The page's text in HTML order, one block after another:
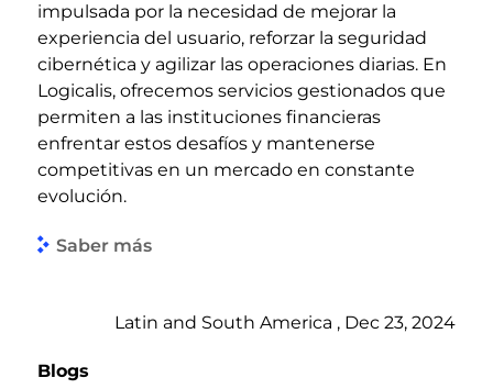
impulsada por la necesidad de mejorar la
experiencia del usuario, reforzar la seguridad
cibernética y agilizar las operaciones diarias. En
Logicalis, ofrecemos servicios gestionados que
permiten a las instituciones financieras
enfrentar estos desafíos y mantenerse
competitivas en un mercado en constante
evolución.
Saber más
Latin and South America , Dec 23, 2024
Blogs